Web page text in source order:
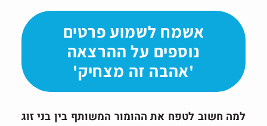
אשמח לשמוע פרטים
נוספים על ההרצאה
'אהבה זה מצחיק'
למה חשוב לטפח את ההומור המשותף בין בני זוג